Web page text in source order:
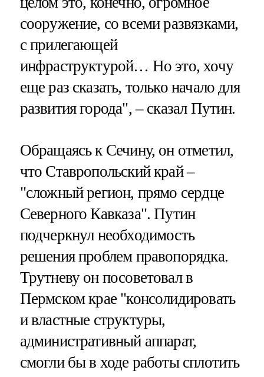
сооружение, со всеми развязками,
с прилегающей
инфраструктурой… Но это, хочу
еще раз сказать, только начало для
развития города", – сказал Путин.
Обращаясь к Сечину, он отметил,
что Ставропольский край –
"сложный регион, прямо сердце
Северного Кавказа". Путин
подчеркнул необходимость
решения проблем правопорядка.
Трутневу он посоветовал в
Пермском крае "консолидировать
и властные структуры,
административный аппарат,
смогли бы в ходе работы сплотить